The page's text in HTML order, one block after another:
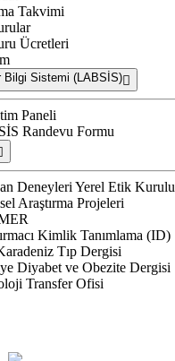
Takvimi
Ücretleri
Bilgi Sistemi (LABSİS)
Paneli
Randevu Formu
Deneyleri Yerel Etik Kurulu
Araştırma Projeleri
Kimlik Tanımlama (ID)
Tıp Dergisi
Diyabet ve Obezite Dergisi
Transfer Ofisi